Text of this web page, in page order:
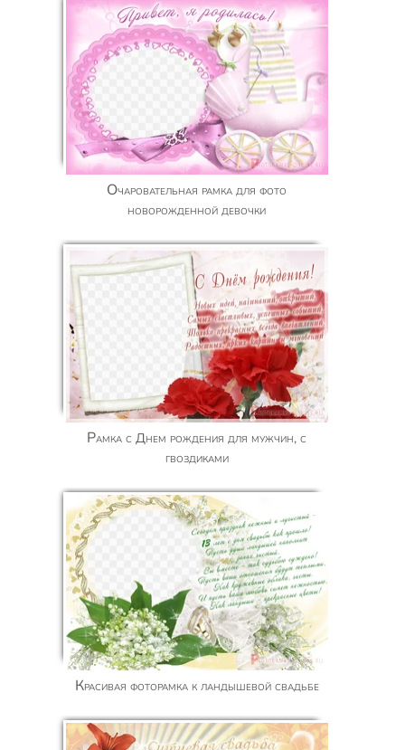
Очаровательная рамка для фото
новорожденной девочки
Рамка с Днем рождения для мужчин, с
гвоздиками
Красивая фоторамка к ландышевой свадьбе